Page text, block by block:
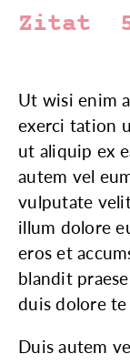
Zitat
Ut wisi enim
exerci tation
ut aliquip ex
autem vel
vulputate
illum dolore
eros et
blandit
duis dolore
Duis autem